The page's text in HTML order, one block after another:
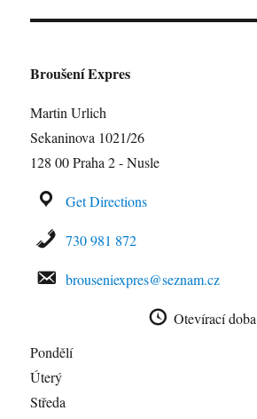
Broušení Expres
Martin Urlich
Sekaninova 1021/26
128 00 Praha 2 - Nusle
Get Directions
730 981 872
brouseniexpres@seznam.cz
Otevírací doba
Pondělí
Úterý
Středa